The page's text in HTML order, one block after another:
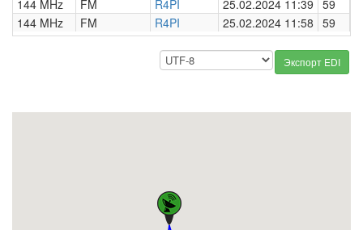
144 MHz
FM R4PI 25.02.2024 11:39 59
144 MHz
FM R4PI 25.02.2024 11:58 59
Экспорт EDI